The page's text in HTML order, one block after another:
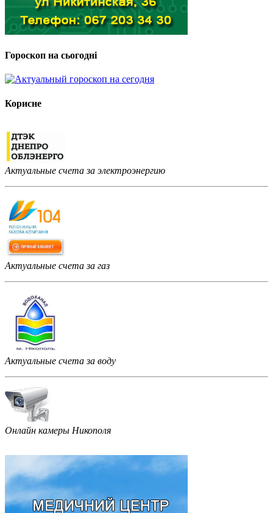
Гороскоп на сьогодні
Корисне
Актуальные счета за электроэнергию
Актуальные счета за газ
Актуальные счета за воду
Онлайн камеры Никополя